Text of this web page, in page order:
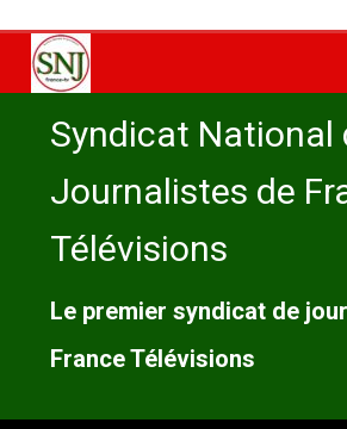
contenu
Syndicat National
Journalistes de
Télévisions
Le premier syndicat de
France Télévisions